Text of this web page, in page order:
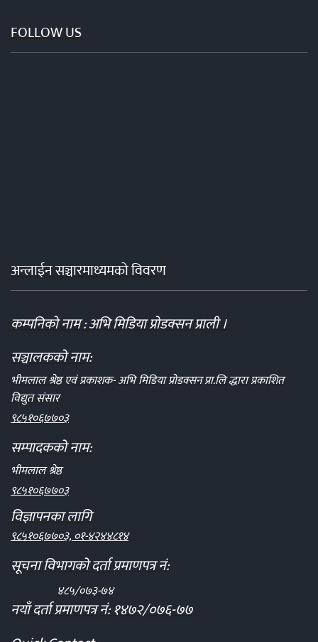
FOLLOW US
अन्लाईन सञ्चारमाध्यमको विवरण
कम्पनिको नाम : अभि मिडिया प्रोडक्सन प्राली ।
सञ्चालकको नाम:
भीमलाल श्रेष्ठ एवं प्रकाशक- अभि मिडिया प्रोडक्सन प्रा.लि द्धारा प्रकाशित
विद्युत संसार
९८५१०६७७०३
सम्पादकको नाम:
भीमलाल श्रेष्ठ
९८५१०६७७०३
विज्ञापनका लागि
९८५१०६७७०३, ०१-४२४४८१४
सूचना विभागको दर्ता प्रमाणपत्र नं:
४८५/०७३-७४
नयाँ दर्ता प्रमाणपत्र नं: १४७२/०७६-७७